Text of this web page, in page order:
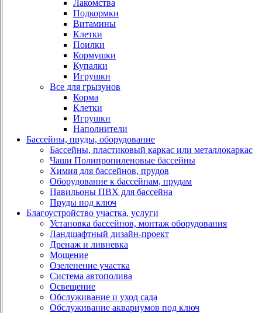
Лакомства
Подкормки
Витамины
Клетки
Поилки
Кормушки
Купалки
Игрушки
Все для грызунов
Корма
Клетки
Игрушки
Наполнители
Бассейны, пруды, оборудование
Бассейны, пластиковый каркас или металлокаркас
Чаши Полипропиленовые бассейны
Химия для бассейнов, прудов
Оборудование к бассейнам, прудам
Павильоны ПВХ для бассейна
Пруды под ключ
Благоустройство участка, услуги
Установка бассейнов, монтаж оборудования
Ландшафтный дизайн-проект
Дренаж и ливневка
Мощение
Озеленение участка
Система автополива
Освещение
Обслуживание и уход сада
Обслуживание аквариумов под ключ